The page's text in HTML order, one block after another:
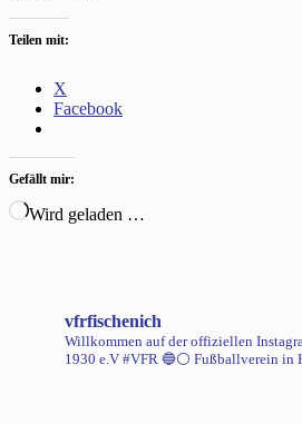
Teilen mit:
X
Facebook
Gefällt mir:
Wird geladen …
vfrfischenich
Willkommen auf der offiziellen
1930 e.V #VFR 🔵⚪️ Fußballverein in